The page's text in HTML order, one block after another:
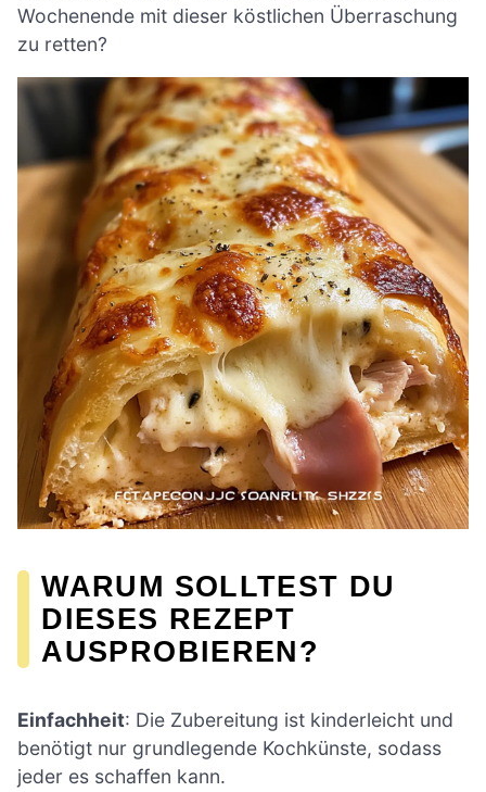
Wochenende mit dieser köstlichen Überraschung
zu retten?
WARUM SOLLTEST DU
DIESES REZEPT
AUSPROBIEREN?
Einfachheit: Die Zubereitung ist kinderleicht und
benötigt nur grundlegende Kochkünste, sodass
jeder es schaffen kann.